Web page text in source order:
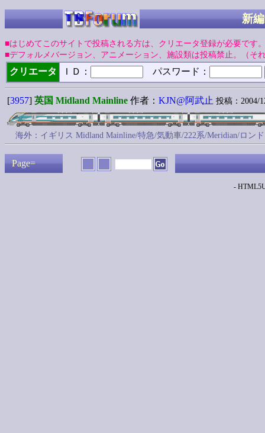
新
■はじめてこのサイトで投稿される方は、クリエータ登録が必要です
■デフォルメバージョン、アニメーション、施設類は投稿禁止。（そ
クリエータ ＩＤ： パスワード：
[3957] 英国 Midland Mainline 作者： KJN@阿武止 投稿：2004/
海外：イギリス Midland Mainline/特急/気動車/222系/Meridian/ロン
Page=
-